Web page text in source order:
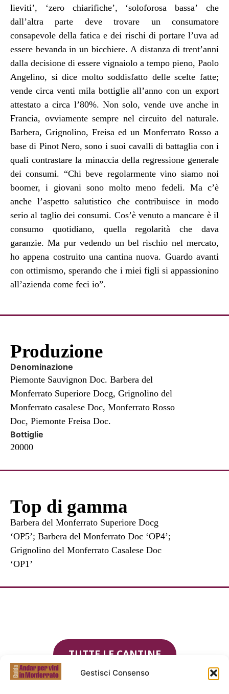
Gestisci Consenso
lieviti’, ‘zero chiarifiche’, ‘soloforosa bassa’ che
dall’altra parte deve trovare un consumatore
consapevole della fatica e dei rischi di portare l’uva ad
essere bevanda in un bicchiere. A distanza di trent’anni
dalla decisione di essere vignaiolo a tempo pieno, Paolo
Angelino, si dice molto soddisfatto delle scelte fatte;
vende circa venti mila bottiglie all’anno con un export
attestato a circa l’80%. Non solo, vende uve anche in
Francia, ovviamente sempre nel circuito del naturale.
Barbera, Grignolino, Freisa ed un Monferrato Rosso a
base di Pinot Nero, sono i suoi cavalli di battaglia con i
quali contrastare la minaccia della regressione generale
dei consumi. “Chi beve regolarmente vino siamo noi
boomer, i giovani sono molto meno fedeli. Ma c’è
anche l’aspetto salutistico che contribuisce in modo
serio al taglio dei consumi. Cos’è venuto a mancare è il
consumo quotidiano, quella regolarità che dava
garanzie. Ma pur vedendo un bel rischio nel mercato,
ho appena costruito una cantina nuova. Guardo avanti
con ottimismo, sperando che i miei figli si appassionino
all’azienda come feci io”.
Produzione
Denominazione
Piemonte Sauvignon Doc. Barbera del
Monferrato Superiore Docg, Grignolino del
Monferrato casalese Doc, Monferrato Rosso
Doc, Piemonte Freisa Doc.
Bottiglie
20000
Top di gamma
Barbera del Monferrato Superiore Docg
‘OP5’; Barbera del Monferrato Doc ‘OP4’;
Grignolino del Monferrato Casalese Doc
‘OP1’
TUTTE LE CANTINE